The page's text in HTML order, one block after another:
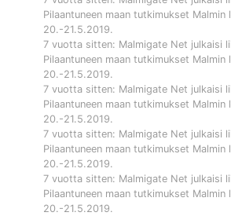
Pilaantuneen maan tutkimukset Malmin
20.-21.5.2019.
7 vuotta sitten: Malmigate Net julkaisi
Pilaantuneen maan tutkimukset Malmin
20.-21.5.2019.
7 vuotta sitten: Malmigate Net julkaisi
Pilaantuneen maan tutkimukset Malmin
20.-21.5.2019.
7 vuotta sitten: Malmigate Net julkaisi
Pilaantuneen maan tutkimukset Malmin
20.-21.5.2019.
7 vuotta sitten: Malmigate Net julkaisi
Pilaantuneen maan tutkimukset Malmin
20.-21.5.2019.